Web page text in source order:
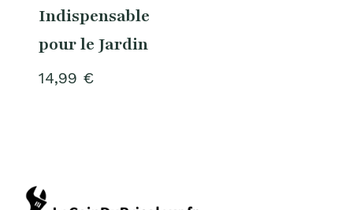
Indispensable
pour le Jardin
14,99 €